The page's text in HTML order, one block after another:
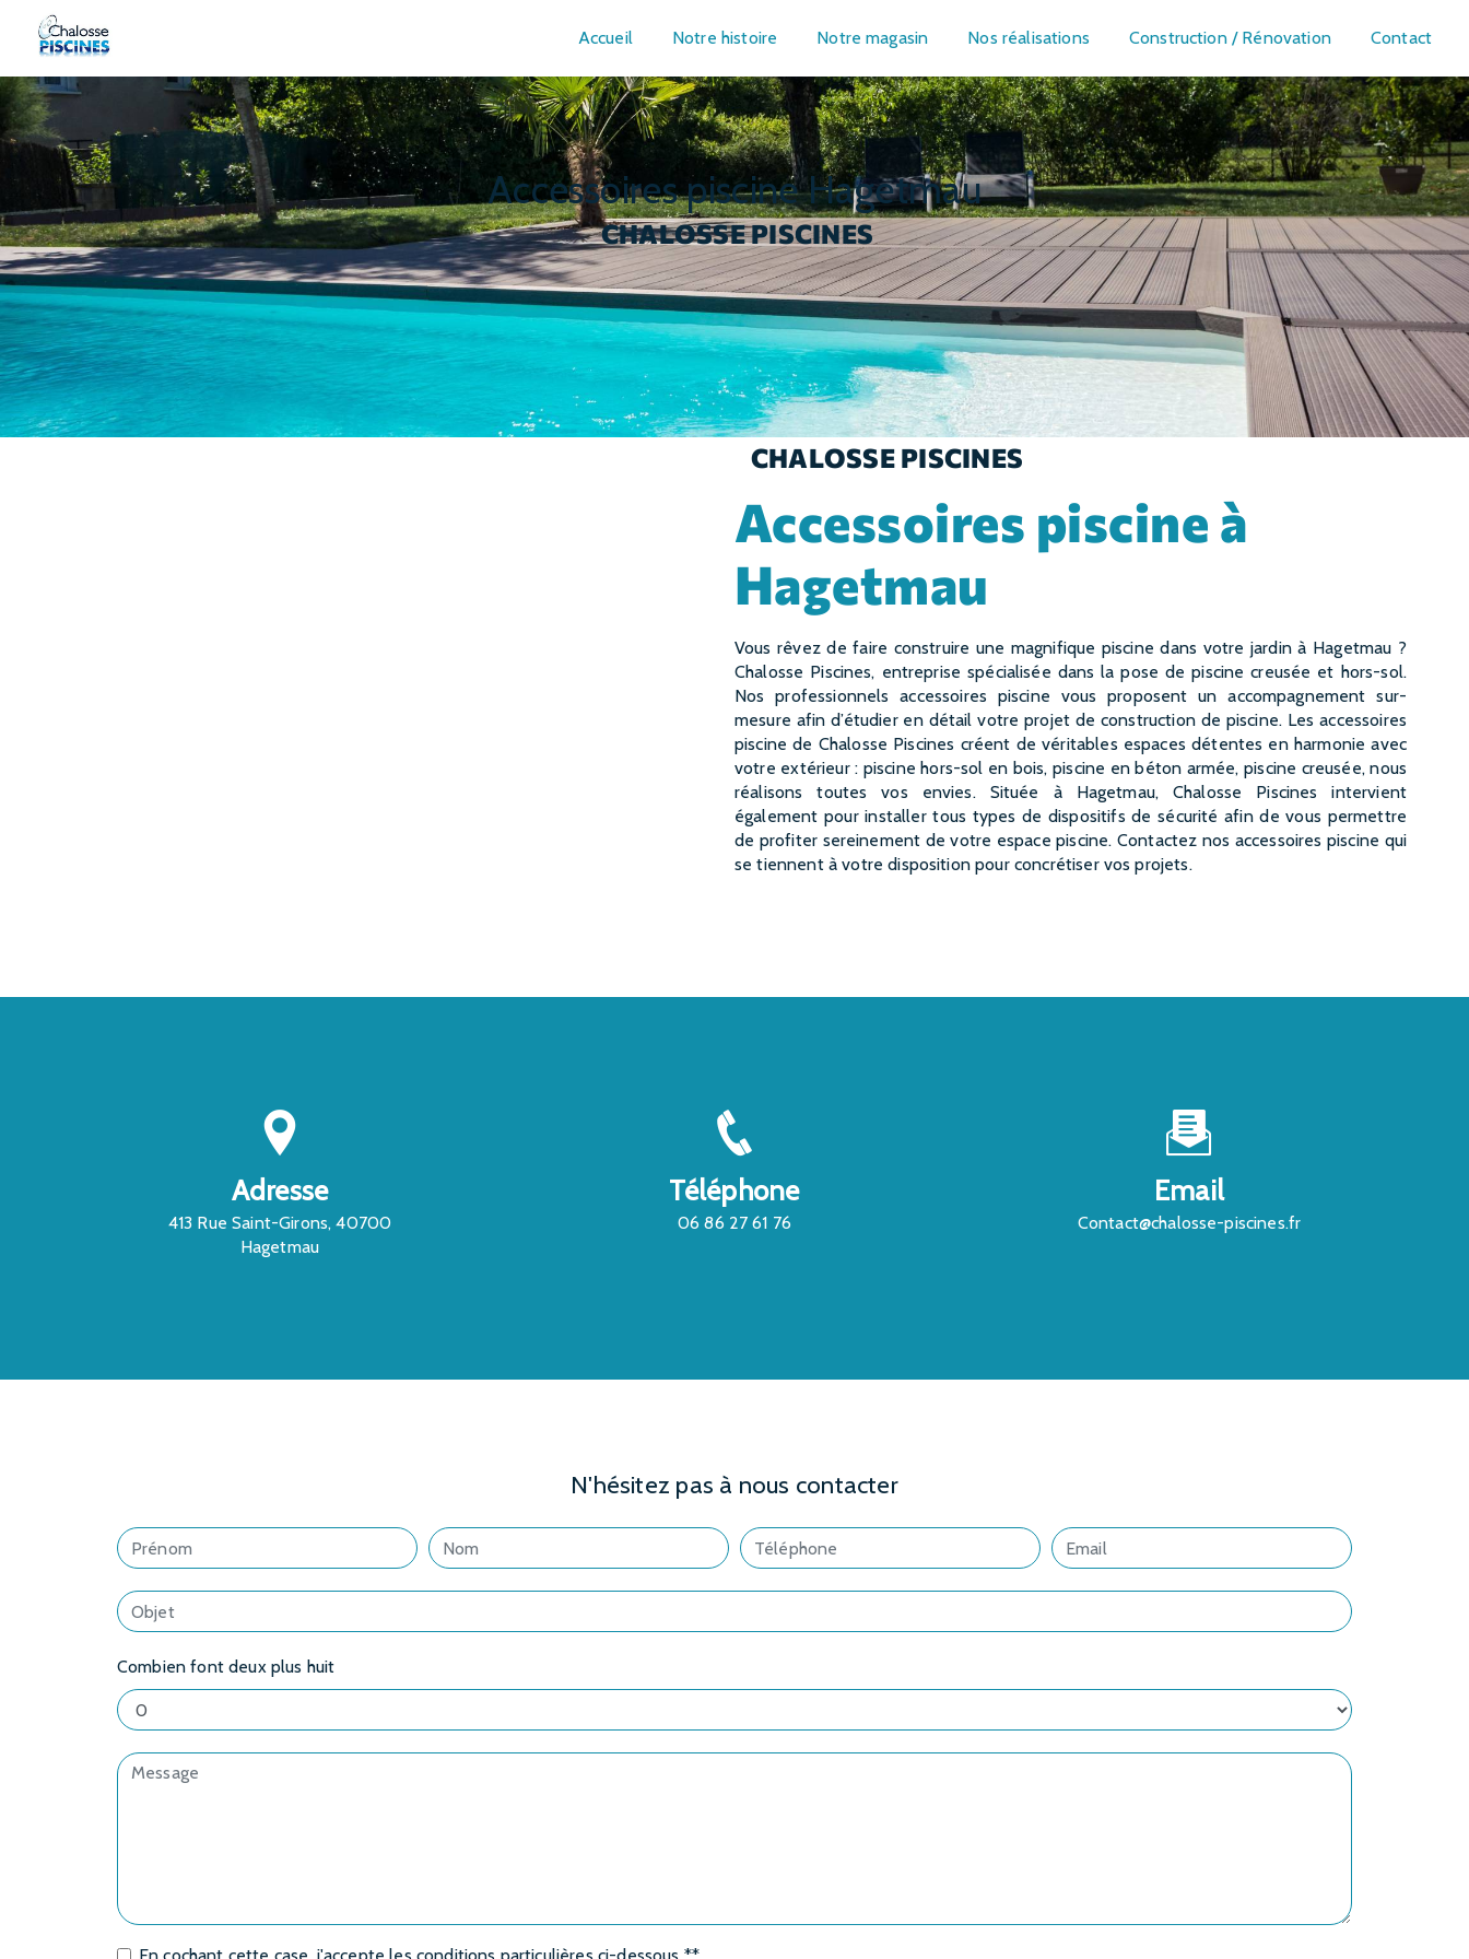
Accueil Notre histoire Notre magasin Nos réalisations Construction / Rénovation Contact
accessoires piscine Hagetmau
CHALOSSE PISCINES
CHALOSSE PISCINES
accessoires piscine à
Hagetmau
Vous rêvez de faire construire une magnifique piscine dans votre jardin à Hagetmau ?
Chalosse Piscines, entreprise spécialisée dans la pose de piscine creusée et hors-sol.
Nos professionnels accessoires piscine vous proposent un accompagnement sur-
mesure afin d’étudier en détail votre projet de construction de piscine. Les accessoires
piscine de Chalosse Piscines créent de véritables espaces détentes en harmonie avec
votre extérieur : piscine hors-sol en bois, piscine en béton armée, piscine creusée, nous
réalisons toutes vos envies. Située à Hagetmau, Chalosse Piscines intervient
également pour installer tous types de dispositifs de sécurité afin de vous permettre
de profiter sereinement de votre espace piscine. Contactez nos accessoires piscine qui
se tiennent à votre disposition pour concrétiser vos projets.
Adresse
413 Rue Saint-Girons, 40700
Hagetmau
Téléphone
06 86 27 61 76
Email
contact@chalosse-piscines.fr
N'hésitez pas à nous contacter
Combien font deux plus huit
Panneau de gestion des cookies